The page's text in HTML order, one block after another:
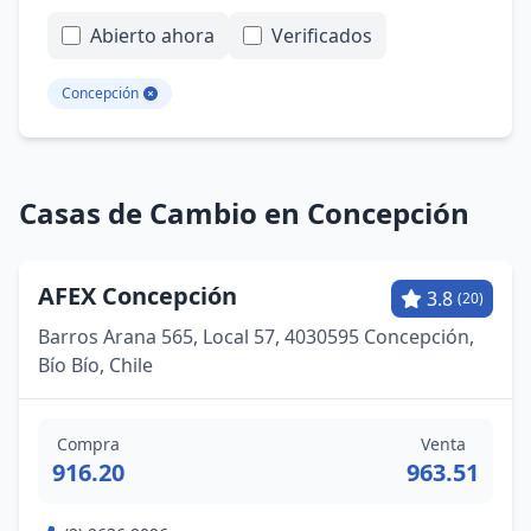
Abierto ahora
Verificados
Concepción
Casas de Cambio en Concepción
AFEX Concepción 3.8 (20)
Barros Arana 565, Local 57, 4030595 Concepción,
Bío Bío, Chile
Compra
916.20
Venta
963.51